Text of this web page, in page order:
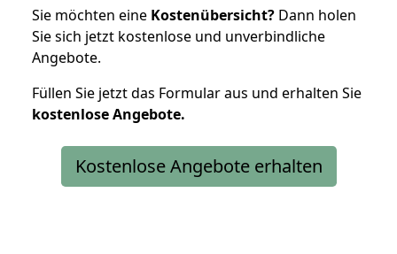
Sie möchten eine Kostenübersicht? Dann holen
Sie sich jetzt kostenlose und unverbindliche
Angebote.
Füllen Sie jetzt das Formular aus und erhalten Sie
kostenloseAngebote.
Kostenlose Angebote erhalten